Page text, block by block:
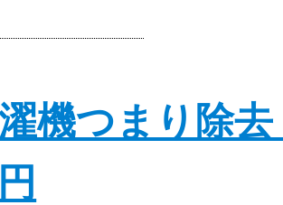
機つまり除去